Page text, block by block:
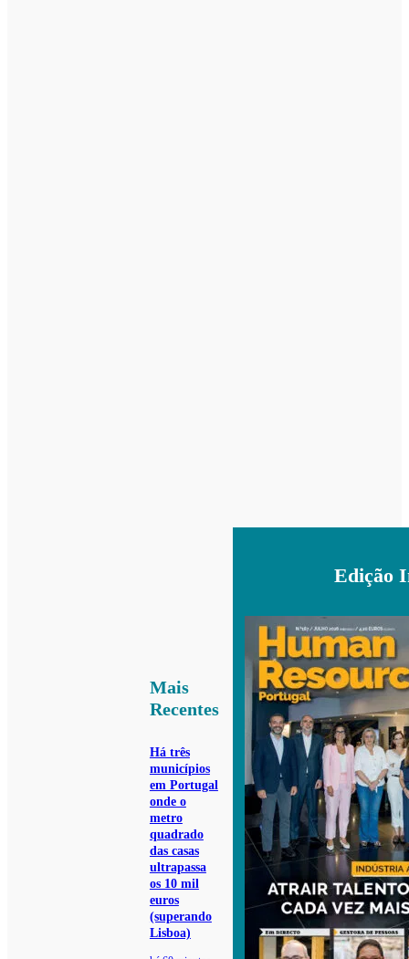
Mais
Recentes
Há três
municípios
em Portugal
onde o
metro
quadrado
das casas
ultrapassa
os 10 mil
euros
(superando
Lisboa)
Edição